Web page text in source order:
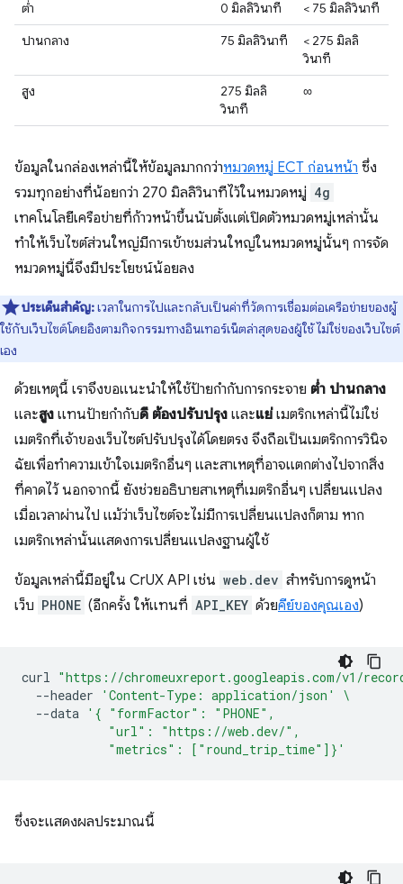
ต่ำ 0 มิลลิวินาที
< 75 มิลลิวินาที
ปานกลาง
75 มิลลิวินาที
< 275 มิลลิ
วินาที
สูง
275 มิลลิ
วินาที
∞
ข้อมูลในกล่องเหล่านี้ให้ข้อมูลมากกว่าหมวดหมู่ ECT ก่อนหน้า ซึ่ง
รวมทุกอย่างที่น้อยกว่า 270 มิลลิวินาทีไว้ในหมวดหมู่ 4g
เทคโนโลยีเครือข่ายที่ก้าวหน้าขึ้นนับตั้งแต่เปิดตัวหมวดหมู่เหล่านั้น
ทำให้เว็บไซต์ส่วนใหญ่มีการเข้าชมส่วนใหญ่ในหมวดหมู่นั้นๆ การจัด
หมวดหมู่นี้จึงมีประโยชน์น้อยลง
ประเด็นสําคัญ:เวลาในการไปและกลับเป็นค่าที่วัดการเชื่อมต่อเครือข่ายของผู้
ใช้กับเว็บไซต์โดยอิงตามกิจกรรมทางอินเทอร์เน็ตล่าสุดของผู้ใช้ ไม่ใช่ของเว็บไซต์
เอง
ด้วยเหตุนี้ เราจึงขอแนะนำให้ใช้ป้ายกํากับการกระจาย ต่ำ ปานกลาง
และสูง แทนป้ายกํากับดี ต้องปรับปรุง และแย่เมตริกเหล่านี้ไม่ใช่
เมตริกที่เจ้าของเว็บไซต์ปรับปรุงได้โดยตรง จึงถือเป็นเมตริกการวินิจ
ฉัยเพื่อทําความเข้าใจเมตริกอื่นๆ และสาเหตุที่อาจแตกต่างไปจากสิ่ง
ที่คาดไว้ นอกจากนี้ ยังช่วยอธิบายสาเหตุที่เมตริกอื่นๆ เปลี่ยนแปลง
เมื่อเวลาผ่านไป แม้ว่าเว็บไซต์จะไม่มีการเปลี่ยนแปลงก็ตาม หาก
เมตริกเหล่านั้นแสดงการเปลี่ยนแปลงฐานผู้ใช้
ข้อมูลเหล่านี้มีอยู่ใน CrUX API เช่น web.dev สําหรับการดูหน้า
เว็บ PHONE (อีกครั้ง ให้แทนที่ API_KEY ด้วยคีย์ของคุณเอง)
curl "https://chromeuxreport.googleapis.com/v1/
--header
'Content-Type: application/json'
\
--data '{ "formFactor": "PHONE",
            "url": "https://web.dev/",
            "metrics": ["round_trip_time"]}'
ซึ่งจะแสดงผลประมาณนี้